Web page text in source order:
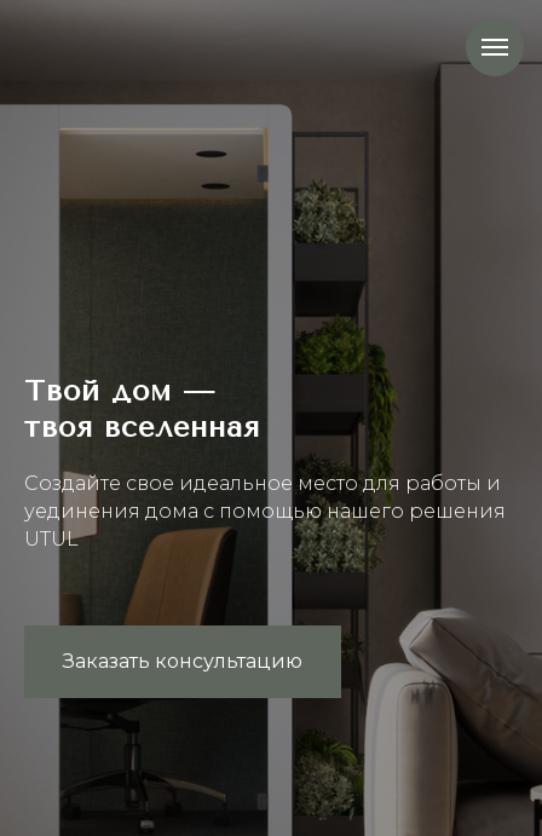
Твой дом —
твоя вселенная
Создайте свое идеальное место для работы и
уединения дома с помощью нашего решения
UTUL
Заказать консультацию